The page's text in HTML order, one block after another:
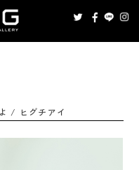
/ ヒグチアイ